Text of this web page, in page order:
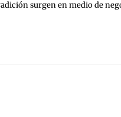
surgen en medio de